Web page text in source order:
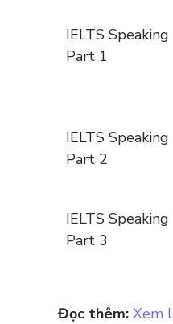
IELTS Speaking
Part 1
IELTS Speaking
Part 2
IELTS Speaking
Part 3
Đọc thêm: Xem